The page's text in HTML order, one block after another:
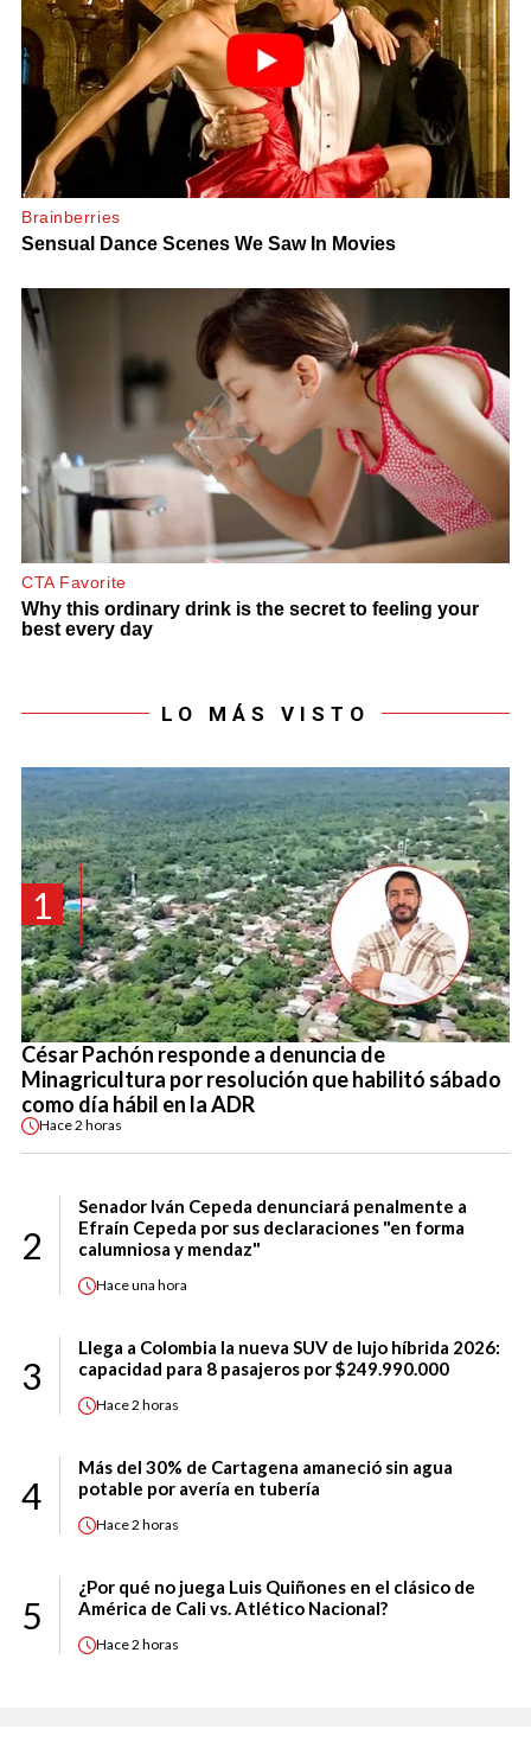
LO MÁS VISTO
1
César Pachón responde a denuncia de
Minagricultura por resolución que habilitó sábado
como día hábil en la ADR
Hace2 horas
2
Senador Iván Cepeda denunciará penalmente a
Efraín Cepeda por sus declaraciones "en forma
calumniosa y mendaz"
Haceuna hora
3
Llega a Colombia la nueva SUV de lujo híbrida 2026:
capacidad para 8 pasajeros por $249.990.000
Hace2 horas
4
Más del 30% de Cartagena amaneció sin agua
potable por avería en tubería
Hace2 horas
5
¿Por qué no juega Luis Quiñones en el clásico de
América de Cali vs. Atlético Nacional?
Hace2 horas